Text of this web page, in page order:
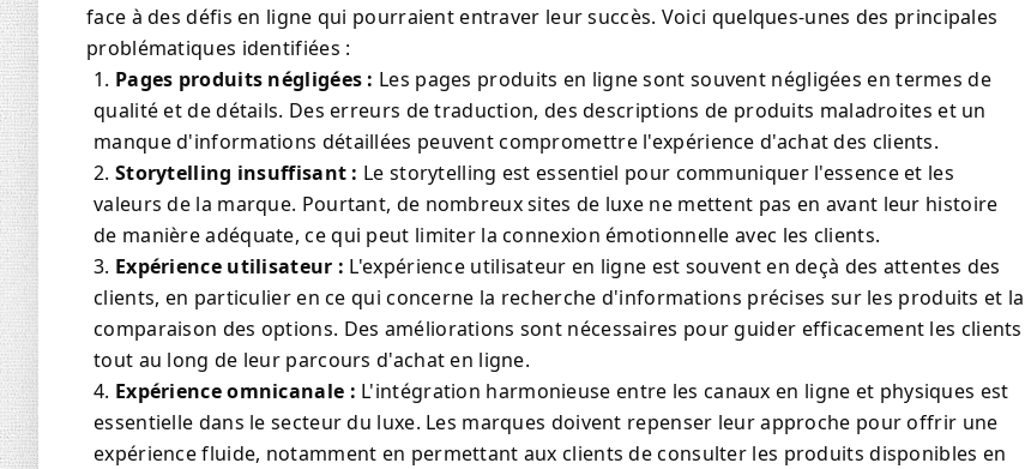
face à des défis en ligne qui pourraient entraver leur succès. Voici quelques-unes des principales
problématiques identifiées :
Pages produits négligées : Les pages produits en ligne sont souvent négligées en termes de
qualité et de détails. Des erreurs de traduction, des descriptions de produits maladroites et un
manque d'informations détaillées peuvent compromettre l'expérience d'achat des clients.
Storytelling insuffisant : Le storytelling est essentiel pour communiquer l'essence et les
valeurs de la marque. Pourtant, de nombreux sites de luxe ne mettent pas en avant leur histoire
de manière adéquate, ce qui peut limiter la connexion émotionnelle avec les clients.
Expérience utilisateur : L'expérience utilisateur en ligne est souvent en deçà des attentes des
clients, en particulier en ce qui concerne la recherche d'informations précises sur les produits et la
comparaison des options. Des améliorations sont nécessaires pour guider efficacement les clients
tout au long de leur parcours d'achat en ligne.
Expérience omnicanale : L'intégration harmonieuse entre les canaux en ligne et physiques est
essentielle dans le secteur du luxe. Les marques doivent repenser leur approche pour offrir une
expérience fluide, notamment en permettant aux clients de consulter les produits disponibles en